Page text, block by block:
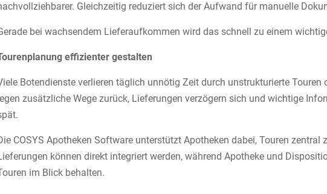
Gleichzeitig reduziert sich der Aufwand für manuelle
bei wachsendem Lieferaufkommen wird das schnell zu einem
effizienter gestalten
Botendienste verlieren täglich unnötig Zeit durch unstrukturierte Touren
zusätzliche Wege zurück, Lieferungen verzögern sich und wichtige
COSYS Apotheken Software unterstützt Apotheken dabei, Touren
können direkt integriert werden, während Apotheke und
im Blick behalten.